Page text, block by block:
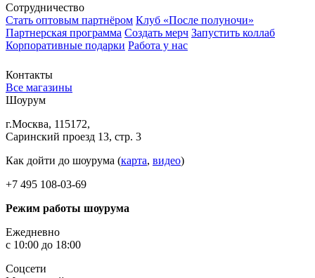
Сотрудничество
Стать оптовым партнёром Клуб «После полуночи»
Партнерская программа Создать мерч Запустить коллаб
Корпоративные подарки Работа у нас
Контакты
Все магазины
Шоурум
г.Москва, 115172,
Саринский проезд 13, стр. 3
Как дойти до шоурума (карта, видео)
+7 495 108-03-69
Режим работы шоурума
Ежедневно
с 10:00 до 18:00
Соцсети